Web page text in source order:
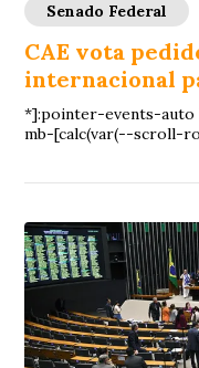
Senado Federal
CAE vota
internacional
*]:pointer-events-auto
mb-[calc(var(--scroll-